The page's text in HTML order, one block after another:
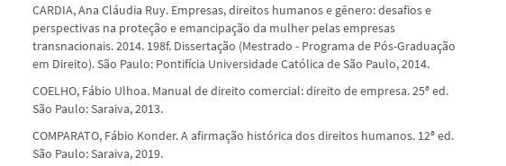
CARDIA, Ana Cláudia Ruy. Empresas, direitos humanos e gênero: desafios e
perspectivas na proteção e emancipação da mulher pelas empresas
transnacionais. 2014. 198f. Dissertação (Mestrado - Programa de Pós-Graduação
em Direito). São Paulo: Pontifícia Universidade Católica de São Paulo, 2014.
COELHO, Fábio Ulhoa. Manual de direito comercial: direito de empresa. 25ª ed.
São Paulo: Saraiva, 2013.
COMPARATO, Fábio Konder. A afirmação histórica dos direitos humanos. 12ª ed.
São Paulo: Saraiva, 2019.